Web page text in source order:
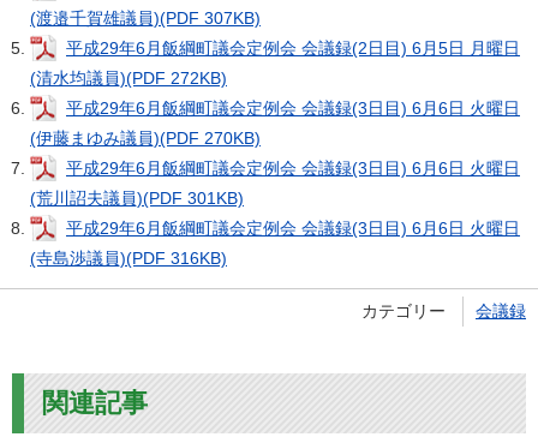
(渡邉千賀雄議員)(PDF 307KB)
平成29年6月飯綱町議会定例会 会議録(2日目) 6月5日 月曜日
(清水均議員)(PDF 272KB)
平成29年6月飯綱町議会定例会 会議録(3日目) 6月6日 火曜日
(伊藤まゆみ議員)(PDF 270KB)
平成29年6月飯綱町議会定例会 会議録(3日目) 6月6日 火曜日
(荒川詔夫議員)(PDF 301KB)
平成29年6月飯綱町議会定例会 会議録(3日目) 6月6日 火曜日
(寺島渉議員)(PDF 316KB)
カテゴリー 会議録
関連記事